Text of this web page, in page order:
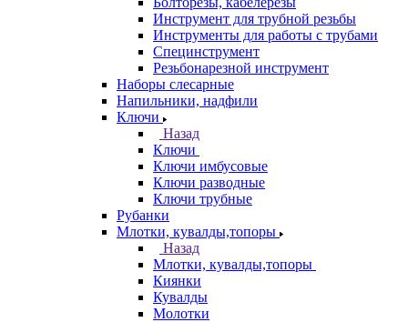
Инструмент для трубной резьбы
Инструменты для работы с трубами
Специнструмент
Резьбонарезной инструмент
Наборы слесарные
Напильники, надфили
Ключи
Назад
Ключи
Ключи имбусовые
Ключи разводные
Ключи трубные
Рубанки
Млотки, кувалды,топоры
Назад
Млотки, кувалды,топоры
Киянки
Кувалды
Молотки